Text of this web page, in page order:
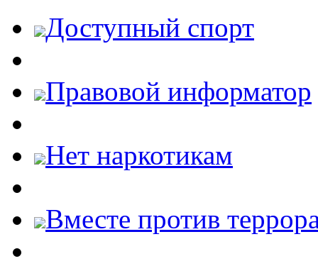
Доступный спорт
Правовой информатор
Нет наркотикам
Вместе против